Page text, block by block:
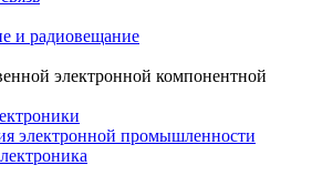
и радиовещание
электронной компонентной
электронной промышленности